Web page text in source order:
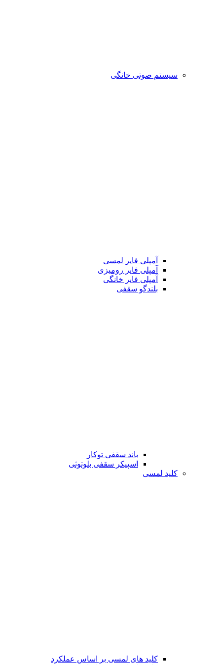
سیستم صوتی خانگی
آمپلی فایر لمسی
آمپلی فایر رومیزی
آمپلی فایر خانگی
بلندگو سقفی
باند سقفی توکار
اسپیکر سقفی بلوتوثی
کلید لمسی
کلید های لمسی بر اساس عملکرد